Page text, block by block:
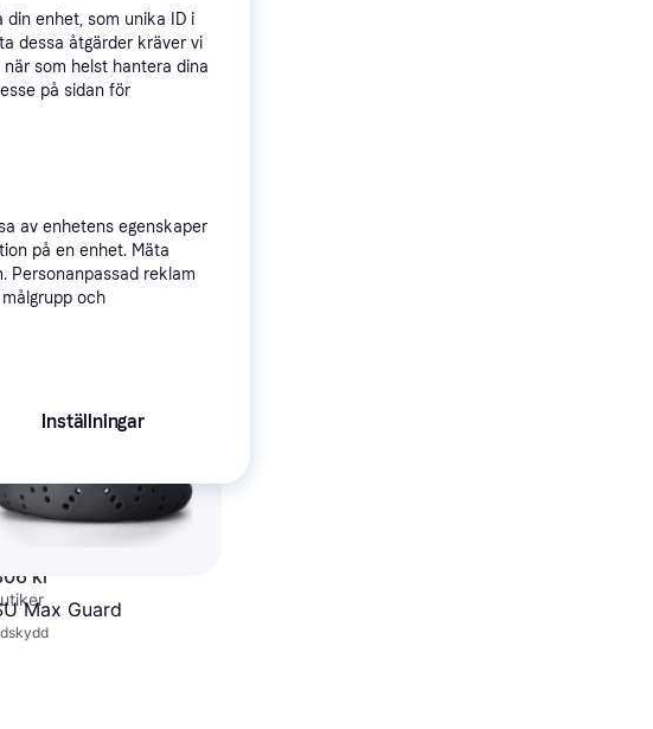
Power Core
Punch Bag
kr
Max Guard
enhet, som unika ID i
dessa åtgärder kräver vi
som helst hantera dina
på sidan för
av enhetens egenskaper
på en enhet. Mäta
Personanpassad reklam
och
Inställningar